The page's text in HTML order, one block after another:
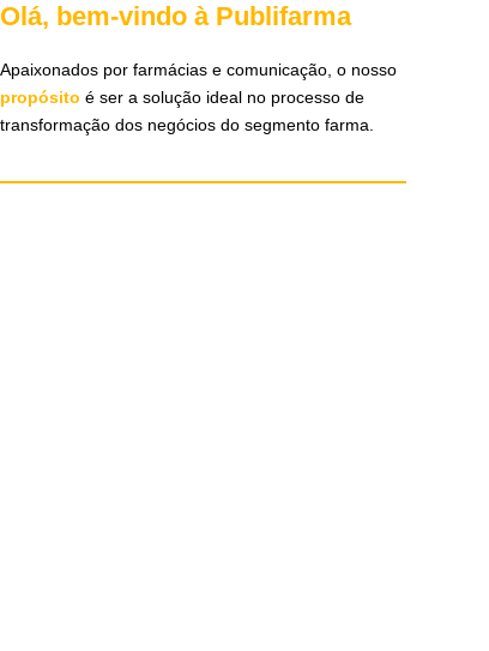
Olá, bem-vindo à Publifarma
Apaixonados por farmácias e comunicação, o nosso
propósito é ser a solução ideal no processo de
transformação dos negócios do segmento farma.